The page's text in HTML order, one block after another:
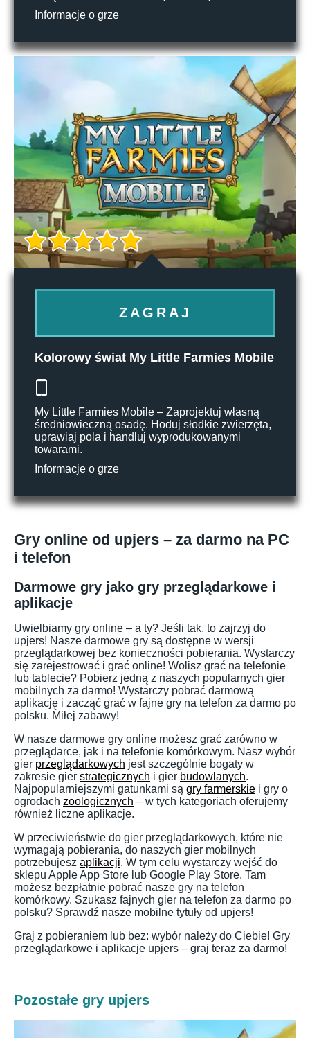
Informacje o grze
ZAGRAJ
Kolorowy świat My Little Farmies Mobile
My Little Farmies Mobile – Zaprojektuj własną
średniowieczną osadę. Hoduj słodkie zwierzęta,
uprawiaj pola i handluj wyprodukowanymi
towarami.
Informacje o grze
Gry online od upjers – za darmo na PC
i telefon
Darmowe gry jako gry przeglądarkowe i
aplikacje
Uwielbiamy gry online – a ty? Jeśli tak, to zajrzyj do
upjers! Nasze darmowe gry są dostępne w wersji
przeglądarkowej bez konieczności pobierania. Wystarczy
się zarejestrować i grać online! Wolisz grać na telefonie
lub tablecie? Pobierz jedną z naszych popularnych gier
mobilnych za darmo! Wystarczy pobrać darmową
aplikację i zacząć grać w fajne gry na telefon za darmo po
polsku. Miłej zabawy!
W nasze darmowe gry online możesz grać zarówno w
przeglądarce, jak i na telefonie komórkowym. Nasz wybór
gier przeglądarkowych jest szczególnie bogaty w
zakresie gier strategicznych i gier budowlanych.
Najpopularniejszymi gatunkami są gry farmerskie i gry o
ogrodach zoologicznych – w tych kategoriach oferujemy
również liczne aplikacje.
W przeciwieństwie do gier przeglądarkowych, które nie
wymagają pobierania, do naszych gier mobilnych
potrzebujesz aplikacji. W tym celu wystarczy wejść do
sklepu Apple App Store lub Google Play Store. Tam
możesz bezpłatnie pobrać nasze gry na telefon
komórkowy. Szukasz fajnych gier na telefon za darmo po
polsku? Sprawdź nasze mobilne tytuły od upjers!
Graj z pobieraniem lub bez: wybór należy do Ciebie! Gry
przeglądarkowe i aplikacje upjers – graj teraz za darmo!
Pozostałe gry upjers